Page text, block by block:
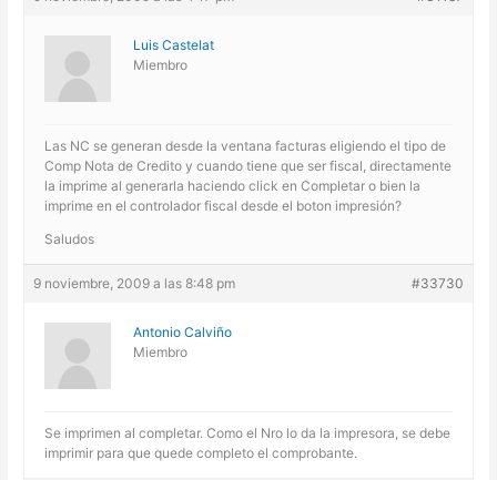
Luis Castelat
Miembro
Las NC se generan desde la ventana facturas eligiendo el tipo de
Comp Nota de Credito y cuando tiene que ser fiscal, directamente
la imprime al generarla haciendo click en Completar o bien la
imprime en el controlador fiscal desde el boton impresión?
Saludos
9 noviembre, 2009 a las 8:48 pm #33730
Antonio Calviño
Miembro
Se imprimen al completar. Como el Nro lo da la impresora, se debe
imprimir para que quede completo el comprobante.